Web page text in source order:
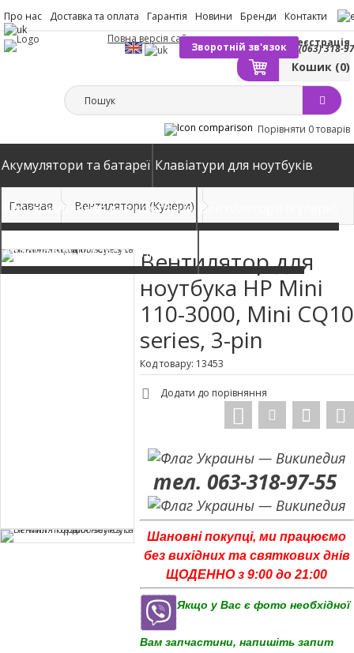
Про нас Доставка та оплата Гарантія Новини Бренди Контакти
(063) 318-
Зворотній зв'язок
Вхід Реєстрація
Кошик (0)
Повна версія сайту
Порівняти 0 товарів
Акумулятори та батареї Клавіатури для ноутбуків
Блоки живлення для ноутбуків Вентилятори (Кулери)
Автомобільні зарядні пристрої
Главная Вентилятори (Кулери)
Вентилятор для
ноутбука HP Mini
110-3000, Mini CQ10
series, 3-pin
Код товару: 13453
Додати до порівняння
тел. 063-318-97-55
Шановні покупці, ми працюємо
без вихідних та святкових днів
ЩОДЕННО з 9:00 до 21:00
Якщо у Вас є фото необхідної
Вам запчастини, напишіть запит